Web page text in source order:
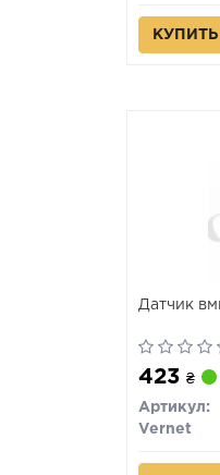
КУПИТЬ
Датчик
423 ₴
Артикул:
Vernet